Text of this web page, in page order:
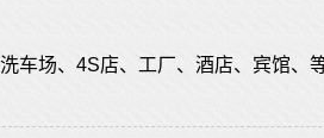
场、4S店、工厂、酒店、宾馆、